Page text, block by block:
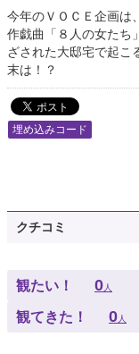
今年のＶＯＣＥ企画は
作戯曲「８人の女たち
ざされた大邸宅で起こ
末は！？
埋め込みコード
クチコミ
観たい！ 0人
観てきた！ 0人